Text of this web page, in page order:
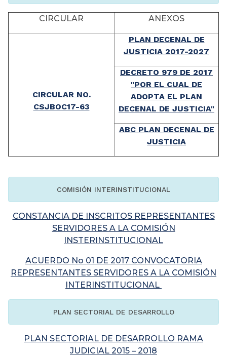
CIRCULAR ANEXOS
CIRCULAR NO.
CSJBOC17-63
PLAN DECENAL DE
JUSTICIA 2017-2027
DECRETO 979 DE 2017
"POR EL CUAL DE
ADOPTA EL PLAN
DECENAL DE JUSTICIA"
ABC PLAN DECENAL DE
JUSTICIA
COMISIÓN INTERINSTITUCIONAL
CONSTANCIA DE INSCRITOS REPRESENTANTES
SERVIDORES A LA COMISIÓN
INSTERINSTITUCIONAL
ACUERDO No 01 DE 2017 CONVOCATORIA
REPRESENTANTES SERVIDORES A LA COMISIÓN
INTERINSTITUCIONAL
PLAN SECTORIAL DE DESARROLLO
PLAN SECTORIAL DE DESARROLLO RAMA
JUDICIAL 2015 – 2018